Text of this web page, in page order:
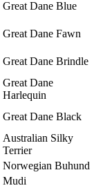
Great Dane Blue
Great Dane Fawn
Great Dane Brindle
Great Dane
Harlequin
Great Dane Black
Australian Silky
Terrier
Norwegian Buhund
Mudi